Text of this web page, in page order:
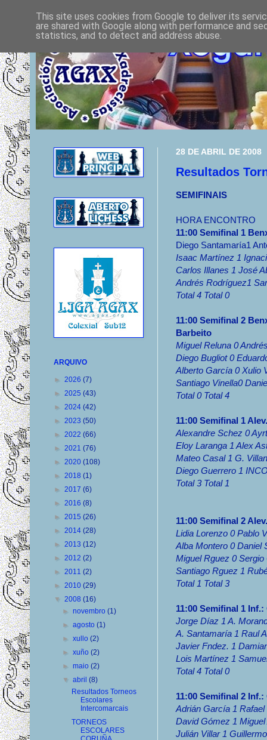
28 DE ABRIL DE 2008
Resultados
SEMIFINAIS
HORA ENCONTRO
11:00 Semifinal 1
Diego Santamaría1
Isaac Martínez 1
Carlos Illanes 1 José
Andrés Rodríguez1
Total 4 Total 0
11:00 Semifinal 2
Barbeito
Miguel Reluna 0
Diego Bugliot 0
Alberto García 0 Xulio
Santiago Vinella0
Total 0 Total 4
11:00 Semifinal 1
Alexandre Schez 0
Eloy Laranga 1 Alex
Mateo Casal 1 G.
Diego Guerrero 1
Total 3 Total 1
11:00 Semifinal 2
Lidia Lorenzo 0 Pablo
Alba Montero 0 Daniel
Miguel Rguez 0 Sergio
Santiago Rguez 1
Total 1 Total 3
11:00 Semifinal 1
Jorge Díaz 1 A.
A. Santamaría 1 Raul
Javier Fndez. 1
Lois Martínez 1
Total 4 Total 0
11:00 Semifinal 2
Adrián García 1 Rafael
David Gómez 1
Julián Villar 1
ARQUIVO
► 2026 (7)
► 2025 (43)
► 2024 (42)
► 2023 (50)
► 2022 (66)
► 2021 (76)
► 2020 (108)
► 2018 (1)
► 2017 (6)
► 2016 (8)
► 2015 (26)
► 2014 (28)
► 2013 (12)
► 2012 (2)
► 2011 (2)
► 2010 (29)
▼ 2008 (16)
►novembro(1)
►agosto(1)
►xullo(2)
►xuño(2)
►maio(2)
▼abril(8)
Resultados Torneos
Escolares
Intercomarcais
TORNEOS
ESCOLARES
This site uses cookies from Google to deliver its
are shared with Google along with performance and
statistics, and to detect and address abuse.